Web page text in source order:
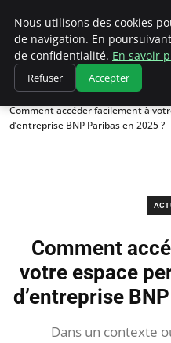
Chasseur De Tête
Accueil
Actualité
Comment accéder facilement à
d’entreprise BNP Paribas en 2025 ?
Comment
votre espace
d’entreprise
Dans un contexte
Nous utilisons des cookies
de navigation. En
de confidentialité. En savoir
Refuser Accepter